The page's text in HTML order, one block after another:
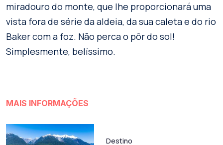
miradouro do monte, que lhe proporcionará uma
vista fora de série da aldeia, da sua caleta e do rio
Baker com a foz. Não perca o pôr do sol!
Simplesmente, belíssimo.
MAIS INFORMAÇÕES
Destino